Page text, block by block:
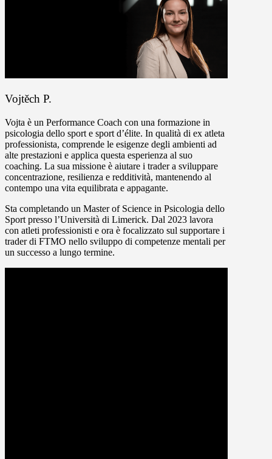
Vojtěch P.
Vojta è un Performance Coach con una formazione in
psicologia dello sport e sport d’élite. In qualità di ex atleta
professionista, comprende le esigenze degli ambienti ad
alte prestazioni e applica questa esperienza al suo
coaching. La sua missione è aiutare i trader a sviluppare
concentrazione, resilienza e redditività, mantenendo al
contempo una vita equilibrata e appagante.
Sta completando un Master of Science in Psicologia dello
Sport presso l’Università di Limerick. Dal 2023 lavora
con atleti professionisti e ora è focalizzato sul supportare i
trader di FTMO nello sviluppo di competenze mentali per
un successo a lungo termine.